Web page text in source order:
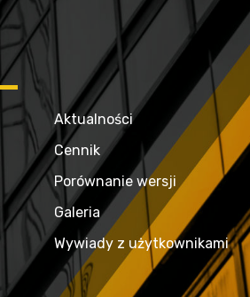
Aktualności
Cennik
Porównanie wersji
Galeria
Wywiady z użytkownikami